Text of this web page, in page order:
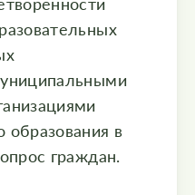
в
граждан.